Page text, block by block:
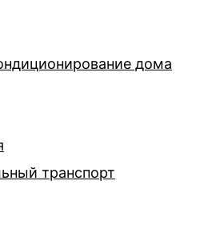
дома
транспорт